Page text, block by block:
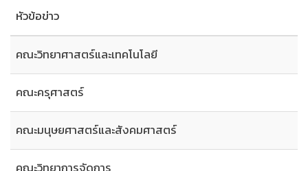
หัวข้อข่าว
คณะวิทยาศาสตร์และเทคโนโลยี
คณะครุศาสตร์
คณะมนุษยศาสตร์และสังคมศาสตร์